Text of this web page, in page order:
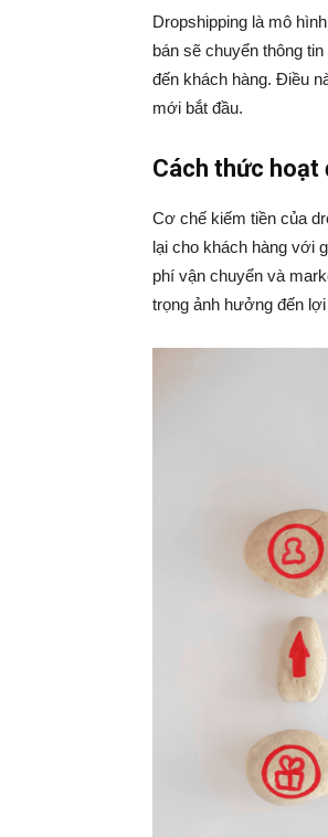
Dropshipping là mô
bán sẽ chuyển thông
đến khách hàng. Điều
mới bắt đầu.
Cách thức hoạt
Cơ chế kiếm tiền của
lại cho khách hàng với
phí vận chuyển và
trọng ảnh hưởng đến